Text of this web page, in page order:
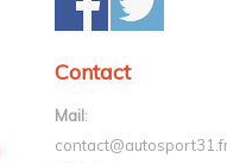
Contact
Mail: